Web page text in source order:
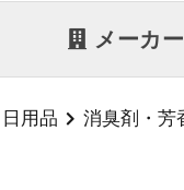
メーカ
日用品 消臭剤・芳